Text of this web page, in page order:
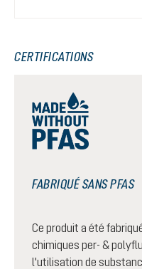
CERTIFICATIONS
FABRIQUÉ SANS PFAS
Ce produit a été
chimiques per- &
l'utilisation de